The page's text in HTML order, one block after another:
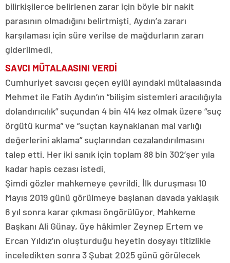
bilirkişilerce belirlenen zarar için böyle bir nakit
parasının olmadığını belirtmişti. Aydın’a zararı
karşılaması için süre verilse de mağdurların zararı
giderilmedi.
SAVCI MÜTALAASINI VERDİ
Cumhuriyet savcısı geçen eylül ayındaki mütalaasında
Mehmet ile Fatih Aydın’ın “bilişim sistemleri aracılığıyla
dolandırıcılık” suçundan 4 bin 414 kez olmak üzere “suç
örgütü kurma” ve “suçtan kaynaklanan mal varlığı
değerlerini aklama” suçlarından cezalandırılmasını
talep etti. Her iki sanık için toplam 88 bin 302’şer yıla
kadar hapis cezası istedi.
Şimdi gözler mahkemeye çevrildi. İlk duruşması 10
Mayıs 2019 günü görülmeye başlanan davada yaklaşık
6 yıl sonra karar çıkması öngörülüyor. Mahkeme
Başkanı Ali Günay, üye hâkimler Zeynep Ertem ve
Ercan Yıldız’ın oluşturduğu heyetin dosyayı titizlikle
inceledikten sonra 3 Şubat 2025 günü görülecek